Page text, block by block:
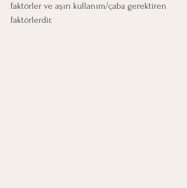
faktörler ve aşırı kullanım/çaba gerektiren
faktörlerdir.